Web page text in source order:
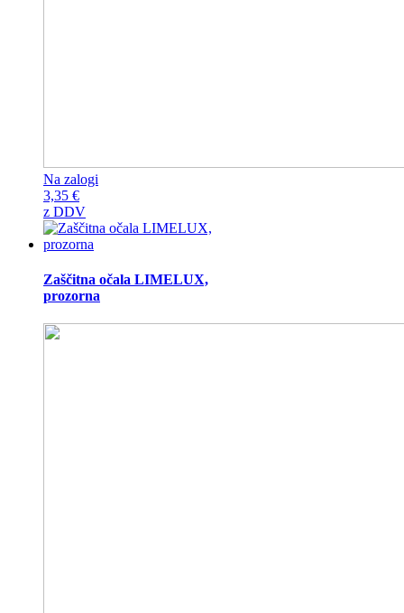
Na zalogi
3,35 €
z DDV
Zaščitna očala LIMELUX,
prozorna